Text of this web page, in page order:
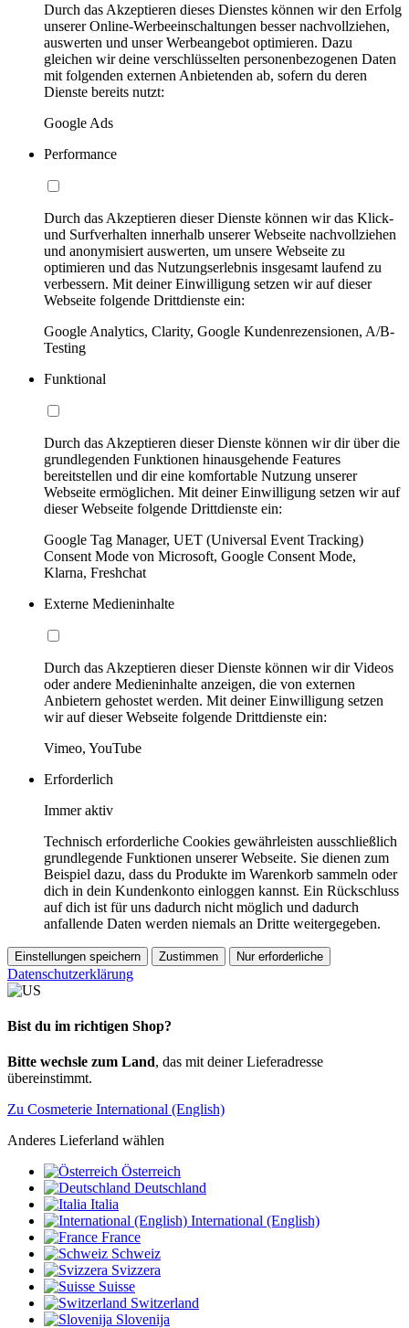
Durch das Akzeptieren dieses Dienstes können wir den Erfolg
unserer Online-Werbeeinschaltungen besser nachvollziehen,
auswerten und unser Werbeangebot optimieren. Dazu
gleichen wir deine verschlüsselten personenbezogenen Daten
mit folgenden externen Anbietenden ab, sofern du deren
Dienste bereits nutzt:
Google Ads
Performance
Durch das Akzeptieren dieser Dienste können wir das Klick-
und Surfverhalten innerhalb unserer Webseite nachvollziehen
und anonymisiert auswerten, um unsere Webseite zu
optimieren und das Nutzungserlebnis insgesamt laufend zu
verbessern. Mit deiner Einwilligung setzen wir auf dieser
Webseite folgende Drittdienste ein:
Google Analytics, Clarity, Google Kundenrezensionen, A/B-
Testing
Funktional
Durch das Akzeptieren dieser Dienste können wir dir über die
grundlegenden Funktionen hinausgehende Features
bereitstellen und dir eine komfortable Nutzung unserer
Webseite ermöglichen. Mit deiner Einwilligung setzen wir auf
dieser Webseite folgende Drittdienste ein:
Google Tag Manager, UET (Universal Event Tracking)
Consent Mode von Microsoft, Google Consent Mode,
Klarna, Freshchat
Externe Medieninhalte
Durch das Akzeptieren dieser Dienste können wir dir Videos
oder andere Medieninhalte anzeigen, die von externen
Anbietern gehostet werden. Mit deiner Einwilligung setzen
wir auf dieser Webseite folgende Drittdienste ein:
Vimeo, YouTube
Erforderlich
Immer aktiv
Technisch erforderliche Cookies gewährleisten ausschließlich
grundlegende Funktionen unserer Webseite. Sie dienen zum
Beispiel dazu, dass du Produkte im Warenkorb sammeln oder
dich in dein Kundenkonto einloggen kannst. Ein Rückschluss
auf dich ist für uns dadurch nicht möglich und dadurch
anfallende Daten werden niemals an Dritte weitergegeben.
Einstellungen speichern Zustimmen Nur erforderliche
Datenschutzerklärung
Bist du im richtigen Shop?
Bitte wechsle zum Land, das mit deiner Lieferadresse
übereinstimmt.
Zu Cosmeterie International (English)
Anderes Lieferland wählen
Österreich
Deutschland
Italia
International (English)
France
Schweiz
Svizzera
Suisse
Switzerland
Slovenija